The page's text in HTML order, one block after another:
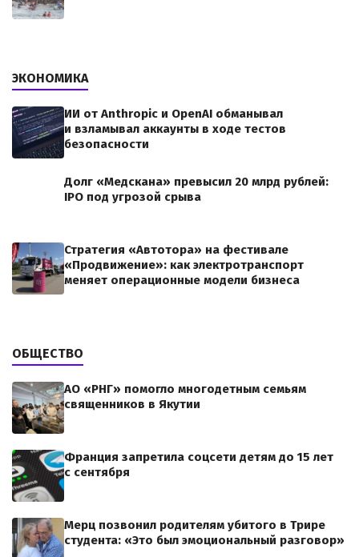
ЭКОНОМИКА
ИИ от Anthropic и OpenAI обманывал
и взламывал аккаунты в ходе тестов
безопасности
Долг «Медскана» превысил 20 млрд рублей:
IPO под угрозой срыва
Стратегия «Автотора» на фестивале
«Продвижение»: как электротранспорт
меняет операционные модели бизнеса
ОБЩЕСТВО
АО «РНГ» помогло многодетным семьям
священников в Якутии
Франция запретила соцсети детям до 15 лет
с сентября
Мерц позвонил родителям убитого в Трире
студента: «Это был эмоциональный разговор»